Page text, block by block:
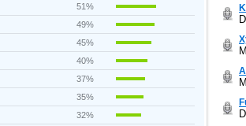
51%
49%
45%
40%
37%
35%
32%